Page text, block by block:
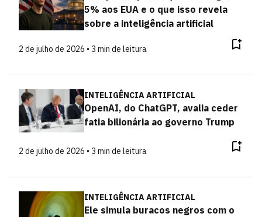
5% aos EUA e o que isso revela
sobre a inteligência artificial
2 de julho de 2026 • 3 min de leitura
INTELIGÊNCIA ARTIFICIAL
OpenAI, do ChatGPT, avalia ceder
fatia bilionária ao governo Trump
2 de julho de 2026 • 3 min de leitura
INTELIGÊNCIA ARTIFICIAL
Ele simula buracos negros com o